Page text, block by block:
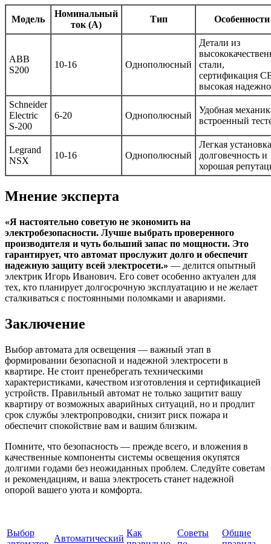
Модель
Номинальный
ток (А)
Тип Особенности
ABB
S200
10-16 Однополюсный
Детали из
стали,
сертификация
высокая
Schneider
Electric
S-200
6-20 Однополюсный
Удобная
встроенный
Legrand
NSX
10-16 Однополюсный
Легкая
долговечность и
хорошая
Мнение эксперта
«Я настоятельно советую не экономить на
электробезопасности. Лучше выбрать проверенного
производителя и чуть больший запас по мощности. Это
гарантирует, что автомат прослужит долго и обеспечит
надежную защиту всей электросети.» — делится опытный
электрик Игорь Иванович. Его совет особенно актуален для
тех, кто планирует долгосрочную эксплуатацию и не желает
сталкиваться с постоянными поломками и авариями.
Заключение
Выбор автомата для освещения — важный этап в
формировании безопасной и надежной электросети в
квартире. Не стоит пренебрегать техническими
характеристиками, качеством изготовления и сертификацией
устройств. Правильный автомат не только защитит вашу
квартиру от возможных аварийных ситуаций, но и продлит
срок службы электропроводки, снизит риск пожара и
обеспечит спокойствие вам и вашим близким.
Помните, что безопасность — прежде всего, и вложения в
качественные компоненты системы освещения окупятся
долгими годами без неожиданных проблем. Следуйте советам
и рекомендациям, и ваша электросеть станет надежной
опорой вашего уюта и комфорта.
Выбор
Автоматический
Как
Советы
Общие